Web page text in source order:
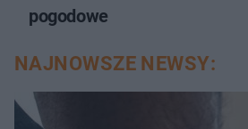
pogodowe
NAJNOWSZE NEWSY: